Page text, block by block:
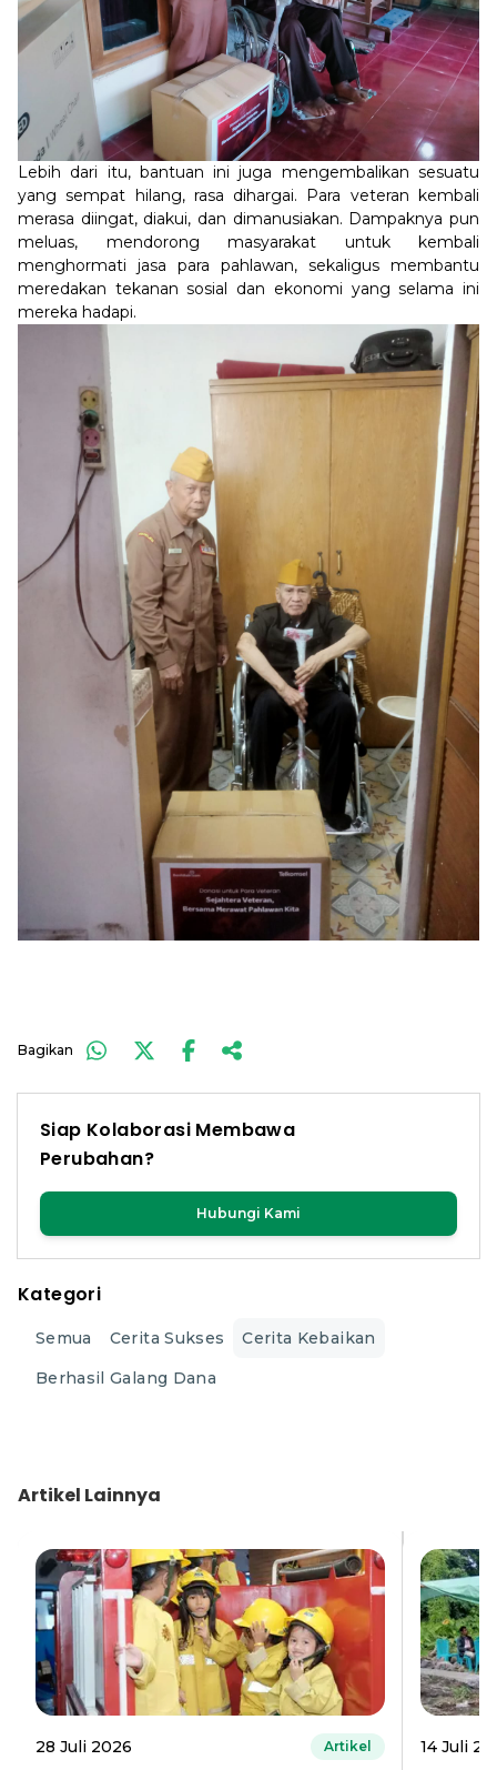
Bagikan
Lebih dari itu, bantuan ini juga mengembalikan sesuatu
yang sempat hilang, rasa dihargai. Para veteran kembali
merasa diingat, diakui, dan dimanusiakan. Dampaknya pun
meluas, mendorong masyarakat untuk kembali
menghormati jasa para pahlawan, sekaligus membantu
meredakan tekanan sosial dan ekonomi yang selama ini
mereka hadapi.
Siap Kolaborasi Membawa
Perubahan?
Hubungi Kami
Kategori
Semua Cerita Sukses
Cerita Kebaikan
Berhasil Galang Dana
Artikel Lainnya
28 Juli 2026 Artikel 14 Juli